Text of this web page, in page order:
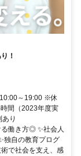
！
～19:00 ※休
間（2023年度実
り
働き方◎ ✨社会人
独自の教育プログ
で社会を支え、感